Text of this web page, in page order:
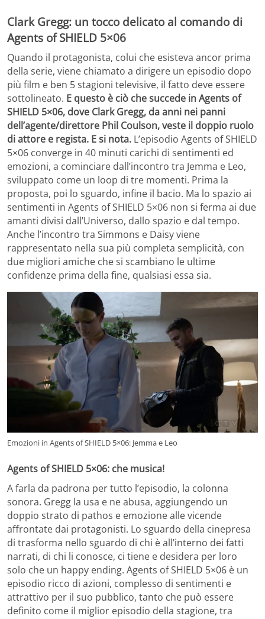
Clark Gregg: un tocco delicato al comando di
Agents of SHIELD 5×06
Quando il protagonista, colui che esisteva ancor prima
della serie, viene chiamato a dirigere un episodio dopo
più film e ben 5 stagioni televisive, il fatto deve essere
sottolineato. E questo è ciò che succede in Agents of
SHIELD 5×06, dove Clark Gregg, da anni nei panni
dell’agente/direttore Phil Coulson, veste il doppio ruolo
di attore e regista. E si nota. L’episodio Agents of SHIELD
5×06 converge in 40 minuti carichi di sentimenti ed
emozioni, a cominciare dall’incontro tra Jemma e Leo,
sviluppato come un loop di tre momenti. Prima la
proposta, poi lo sguardo, infine il bacio. Ma lo spazio ai
sentimenti in Agents of SHIELD 5×06 non si ferma ai due
amanti divisi dall’Universo, dallo spazio e dal tempo.
Anche l’incontro tra Simmons e Daisy viene
rappresentato nella sua più completa semplicità, con
due migliori amiche che si scambiano le ultime
confidenze prima della fine, qualsiasi essa sia.
Emozioni in Agents of SHIELD 5×06: Jemma e Leo
Agents of SHIELD 5×06: che musica!
A farla da padrona per tutto l’episodio, la colonna
sonora. Gregg la usa e ne abusa, aggiungendo un
doppio strato di pathos e emozione alle vicende
affrontate dai protagonisti. Lo sguardo della cinepresa
di trasforma nello sguardo di chi è all’interno dei fatti
narrati, di chi li conosce, ci tiene e desidera per loro
solo che un happy ending. Agents of SHIELD 5×06 è un
episodio ricco di azioni, complesso di sentimenti e
attrattivo per il suo pubblico, tanto che può essere
definito come il miglior episodio della stagione, tra